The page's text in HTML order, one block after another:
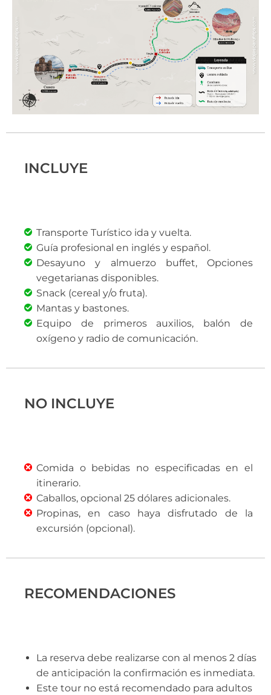
INCLUYE
Transporte Turístico ida y vuelta.
Guía profesional en inglés y español.
Desayuno y almuerzo buffet, Opciones
vegetarianas disponibles.
Snack (cereal y/o fruta).
Mantas y bastones.
Equipo de primeros auxilios, balón de
oxígeno y radio de comunicación.
NO INCLUYE
Comida o bebidas no especificadas en el
itinerario.
Caballos, opcional 25 dólares adicionales.
Propinas, en caso haya disfrutado de la
excursión (opcional).
RECOMENDACIONES
La reserva debe realizarse con al menos 2 días
de anticipación la confirmación es inmediata.
Este tour no está recomendado para adultos